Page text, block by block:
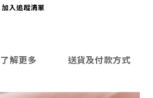
加入追蹤清單
了解更多 送貨及付款方式